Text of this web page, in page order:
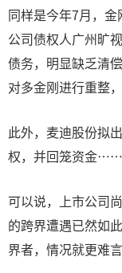
同样是今年7月，金
公司债权人广州旷
债务，明显缺乏清
对多金刚进行重整
此外，麦迪股份拟
权，并回笼资金……
可以说，上市公司
的跨界遭遇已然如
界者，情况就更难言